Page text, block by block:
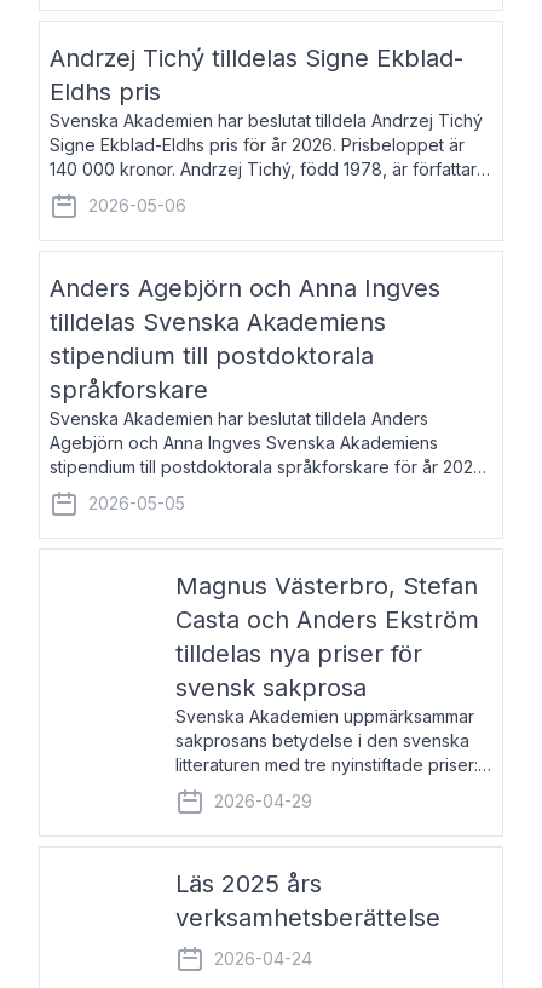
stol 18 och kommer att ta sitt inträde vid
Andrzej Tichý tilldelas Signe Ekblad-
Eldhs pris
Svenska Akademien har beslutat tilldela Andrzej Tichý
Signe Ekblad-Eldhs pris för år 2026. Prisbeloppet är
140 000 kronor. Andrzej Tichý, född 1978, är författare
och kulturskribent. Han debuterade 2005 med den
lovordade romanen Sex liter l
2026-05-06
Anders Agebjörn och Anna Ingves
tilldelas Svenska Akademiens
stipendium till postdoktorala
språkforskare
Svenska Akademien har beslutat tilldela Anders
Agebjörn och Anna Ingves Svenska Akademiens
stipendium till postdoktorala språkforskare för år 2026.
Stipendiebeloppet är 75 000 kronor per mottagare.
Anders Agebjörn, född 1984, är universitet
2026-05-05
Magnus Västerbro, Stefan
Casta och Anders Ekström
tilldelas nya priser för
svensk sakprosa
Svenska Akademien uppmärksammar
sakprosans betydelse i den svenska
litteraturen med tre nyinstiftade priser:
Svenska Akademiens pris till
framstående författare av svensk
sakprosa som i år går till Magnus
2026-04-29
Läs 2025 års
verksamhetsberättelse
2026-04-24